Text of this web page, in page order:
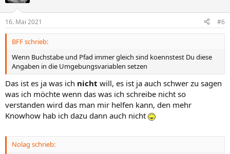
16. Mai 2021 #6
BFF schrieb:
Wenn Buchstabe und Pfad immer gleich sind koennstest Du diese
Angaben in die Umgebungsvariablen setzen
Das ist es ja was ich nicht will, es ist ja auch schwer zu sagen
was ich möchte wenn das was ich schreibe nicht so
verstanden wird das man mir helfen kann, den mehr
Knowhow hab ich dazu dann auch nicht
Nolag schrieb: